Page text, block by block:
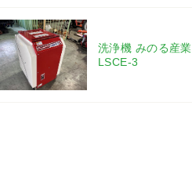
洗浄機 みのる産業
LSCE-3